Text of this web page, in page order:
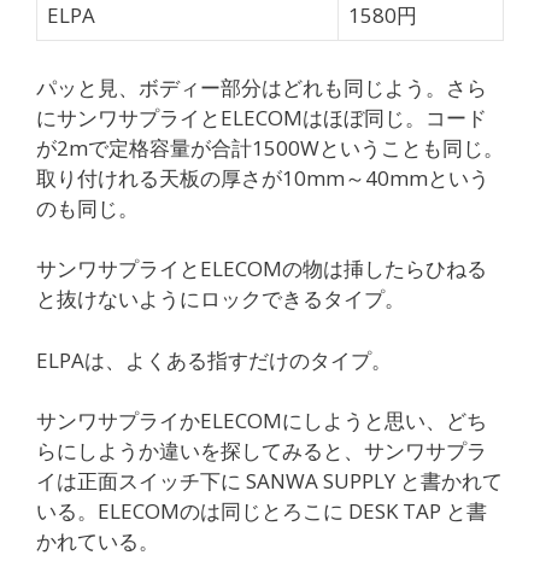
ELPA
1580円
パッと見、ボディー部分はどれも同じよう。さら
にサンワサプライとELECOMはほぼ同じ。コード
が2mで定格容量が合計1500Wということも同じ。
取り付けれる天板の厚さが10mm～40mmという
のも同じ。
サンワサプライとELECOMの物は挿したらひねる
と抜けないようにロックできるタイプ。
ELPAは、よくある指すだけのタイプ。
サンワサプライかELECOMにしようと思い、どち
らにしようか違いを探してみると、サンワサプラ
イは正面スイッチ下に SANWA SUPPLY と書かれて
いる。ELECOMのは同じとろこに DESK TAP と書
かれている。